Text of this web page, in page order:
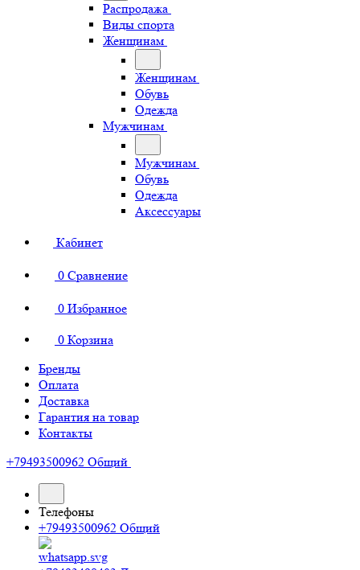
Распродажа
Виды спорта
Женщинам
Женщинам
Обувь
Одежда
Мужчинам
Мужчинам
Обувь
Одежда
Аксессуары
Кабинет
0 Сравнение
0 Избранное
0 Корзина
Бренды
Оплата
Доставка
Гарантия на товар
Контакты
+79493500962 Общий
Телефоны
+79493500962 Общий